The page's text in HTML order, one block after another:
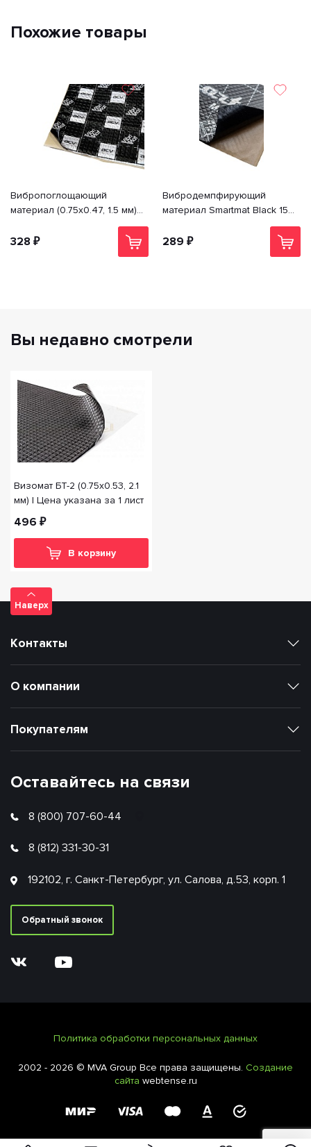
Похожие товары
Вибропоглощающий
материал (0.75х0.47, 1.5 мм)
указана за 1 лист
328 ₽
Вибродемпфирующий
материал Smartmat Black 15
(0.75*0.47 гофроящик) (15л/
уп) | Цена указана за 1 лист
289 ₽
Вы недавно смотрели
Визомат БТ-2 (0.75x0.53, 2.1
мм) | Цена указана за 1 лист
496 ₽
В корзину
Наверх
Оставайтесь на связи
8 (800) 707-60-44
8 (812) 331-30-31
192102, г. Санкт-Петербург, ул. Салова, д.53, корп. 1
Обратный звонок
Покупателям
О компании
Контакты
Политика обработки персональных данных
2002 - 2026 © MVA Group Все права защищены. Создание
сайта webtense.ru